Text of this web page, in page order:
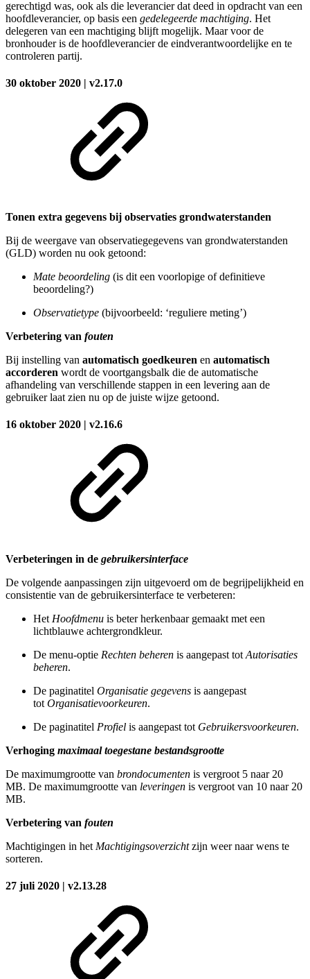
gerechtigd was, ook als die leverancier dat deed in opdracht van een
hoofdleverancier, op basis een gedelegeerde machtiging. Het
delegeren van een machtiging blijft mogelijk. Maar voor de
bronhouder is de hoofdleverancier de eindverantwoordelijke en te
controleren partij.
30 oktober 2020 | v2.17.0
Tonen extra gegevens bij observaties grondwaterstanden
Bij de weergave van observatiegegevens van grondwaterstanden
(GLD) worden nu ook getoond:
Mate beoordeling (is dit een voorlopige of definitieve
beoordeling?)
Observatietype (bijvoorbeeld: ‘reguliere meting’)
Verbetering van fouten
Bij instelling van automatisch goedkeuren en automatisch
accorderen wordt de voortgangsbalk die de automatische
afhandeling van verschillende stappen in een levering aan de
gebruiker laat zien nu op de juiste wijze getoond.
16 oktober 2020 | v2.16.6
Verbeteringen in de gebruikersinterface
De volgende aanpassingen zijn uitgevoerd om de begrijpelijkheid en
consistentie van de gebruikersinterface te verbeteren:
Het Hoofdmenu is beter herkenbaar gemaakt met een
lichtblauwe achtergrondkleur.
De menu-optie Rechten beheren is aangepast tot Autorisaties
beheren.
De paginatitel Organisatie gegevens is aangepast
tot Organisatievoorkeuren.
De paginatitel Profiel is aangepast tot Gebruikersvoorkeuren.
Verhoging maximaal toegestane bestandsgrootte
De maximumgrootte van brondocumenten is vergroot 5 naar 20
MB. De maximumgrootte van leveringen is vergroot van 10 naar 20
MB.
Verbetering van fouten
Machtigingen in het Machtigingsoverzichtzijn weer naar wens te
sorteren.
27 juli 2020 | v2.13.28